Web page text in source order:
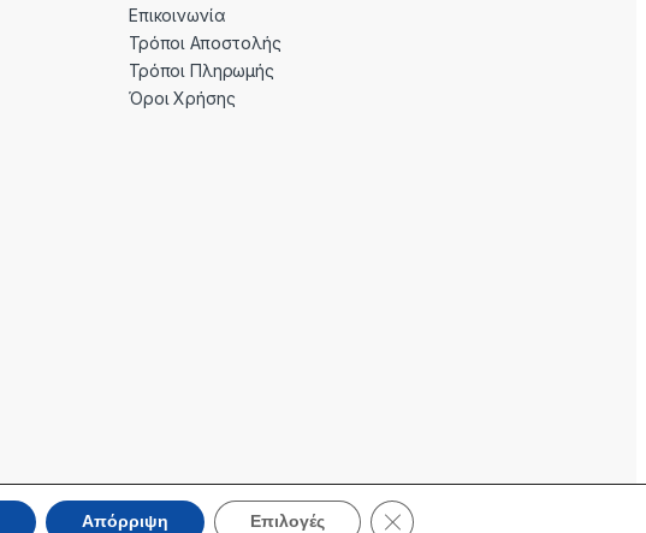
Επικοινωνία
Τρόποι Αποστολής
Τρόποι Πληρωμής
Όροι Χρήσης
Απόρριψη Επιλογές Κλείσιμο του Cookie banner για